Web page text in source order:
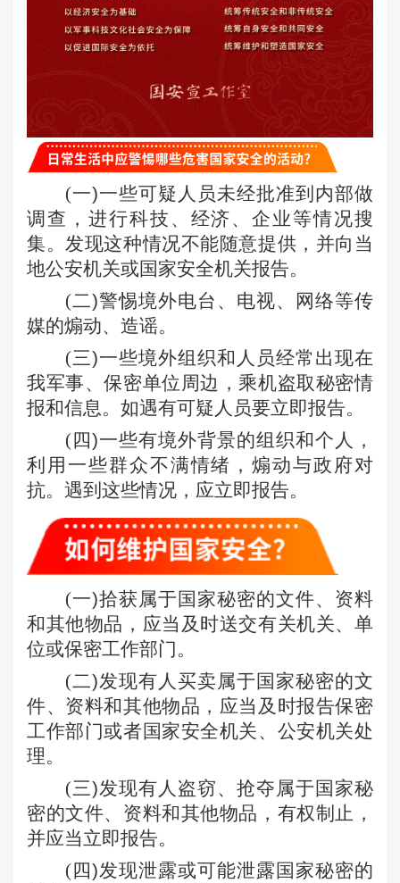
(一)一些可疑人员未经批准到内部做
调查，进行科技、经济、企业等情况搜
集。发现这种情况不能随意提供，并向当
地公安机关或国家安全机关报告。
(二)警惕境外电台、电视、网络等传
媒的煽动、造谣。
(三)一些境外组织和人员经常出现在
我军事、保密单位周边，乘机盗取秘密情
报和信息。如遇有可疑人员要立即报告。
(四)一些有境外背景的组织和个人，
利用一些群众不满情绪，煽动与政府对
抗。遇到这些情况，应立即报告。
(一)拾获属于国家秘密的文件、资料
和其他物品，应当及时送交有关机关、单
位或保密工作部门。
(二)发现有人买卖属于国家秘密的文
件、资料和其他物品，应当及时报告保密
工作部门或者国家安全机关、公安机关处
理。
(三)发现有人盗窃、抢夺属于国家秘
密的文件、资料和其他物品，有权制止，
并应当立即报告。
(四)发现泄露或可能泄露国家秘密的